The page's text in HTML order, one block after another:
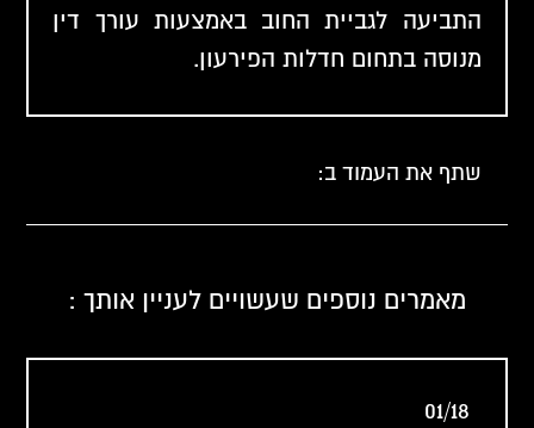
התביעה לגביית החוב באמצעות עורך דין
מנוסה בתחום חדלות הפירעון.
שתף את העמוד ב:
מאמרים נוספים שעשויים לעניין אותך :
01/18